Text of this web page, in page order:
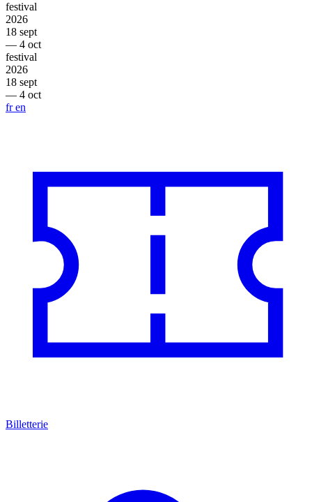
festival
2026
18 sept
— 4 oct
festival
2026
18 sept
— 4 oct
fren
Billetterie